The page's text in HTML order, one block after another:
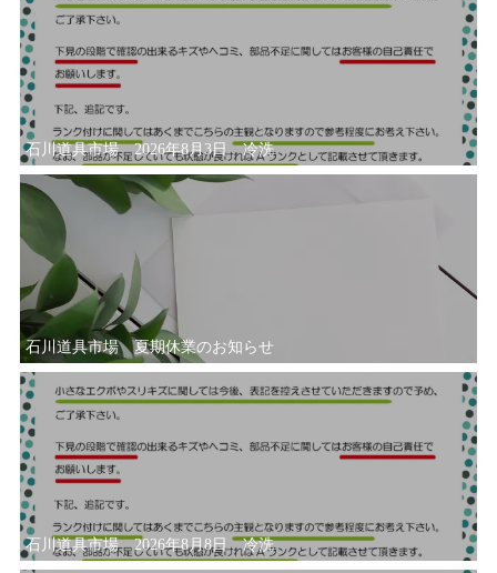
石川道具市場 2026年8月3日 冷洗
石川道具市場 夏期休業のお知らせ
石川道具市場 2026年8月8日 冷洗